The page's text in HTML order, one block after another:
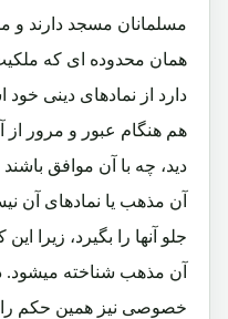
مسلمانان مسجد دارند و
همان محدوده ای که
دارد از نمادهای دینی خود
هم هنگام عبور و مرور از
دید، چه با آن موافق
آن مذهب یا نمادهای آن
جلو آنها را بگیرد، زیرا
آن مذهب شناخته میشود.
خصوصی نیز همین حکم را